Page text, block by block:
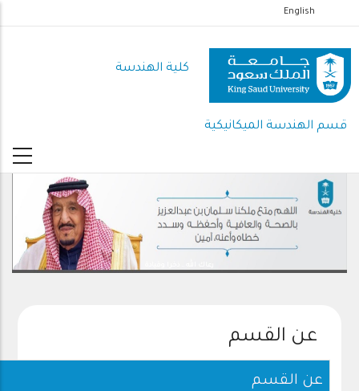
إلى
المحتوى
الرئيسي
English
كلية الهندسة
قسم الهندسة الميكانيكية
عن القسم
عن القسم